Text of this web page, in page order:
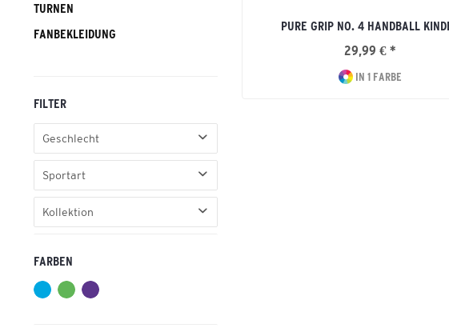
TURNEN
FANBEKLEIDUNG
FILTER
Geschlecht
Kinder
Sportart
Kollektion
FARBEN
PURE GRIP NO. 4 HANDBALL
29,99 € *
IN 1 FARBE